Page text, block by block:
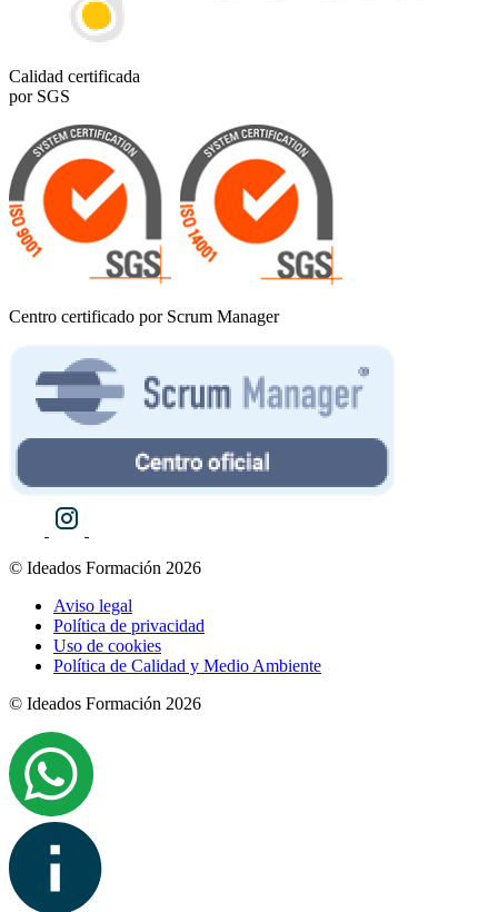
Calidad certificada
por SGS
Centro certificado por Scrum Manager
© Ideados Formación 2026
Aviso legal
Política de privacidad
Uso de cookies
Política de Calidad y Medio Ambiente
© Ideados Formación 2026